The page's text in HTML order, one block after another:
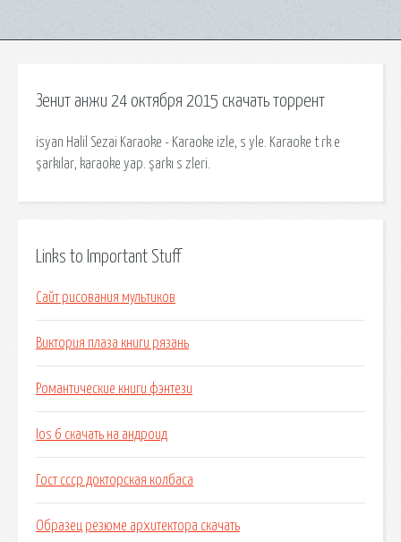
Зенит анжи 24 октября 2015 скачать торрент
isyan Halil Sezai Karaoke - Karaoke izle, s yle. Karaoke t rk e
şarkılar, karaoke yap. şarkı s zleri.
Links to Important Stuff
Сайт рисования мультиков
Виктория плаза книги рязань
Романтические книги фэнтези
Ios 6 скачать на андроид
Гост ссср докторская колбаса
Образец резюме архитектора скачать